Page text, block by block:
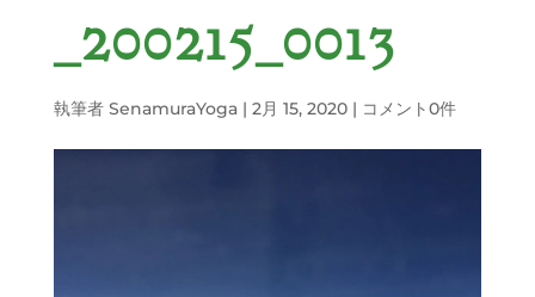
_200215_0013
執筆者 SenamuraYoga| 2月 15, 2020| コメント0件